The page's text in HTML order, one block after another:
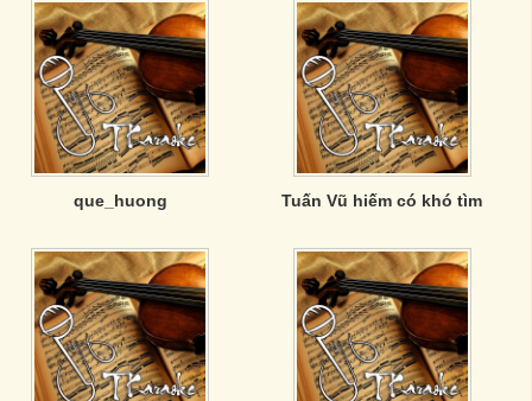
que_huong Tuấn Vũ hiếm có khó tìm